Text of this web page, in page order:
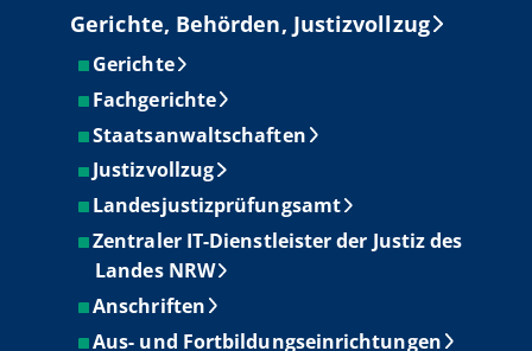
Gerichte, Behörden, Justizvollzug
Gerichte
Fachgerichte
Staatsanwaltschaften
Justizvollzug
Landesjustizprüfungsamt
Zentraler IT-Dienstleister der Justiz des
Landes NRW
Anschriften
Aus- und Fortbildungseinrichtungen